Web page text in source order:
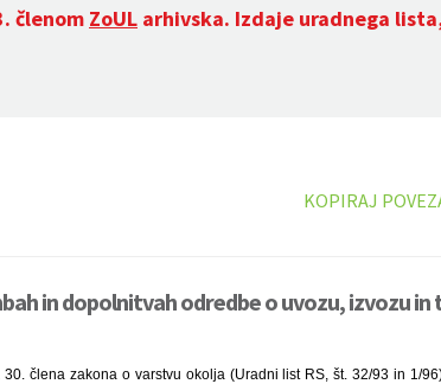
členom ZoUL arhivska. Izdaje uradnega
KOPIRAJ
in dopolnitvah odredbe o uvozu, izvozu
člena zakona o varstvu okolja (Uradni list RS, št. 32/93 in 1/